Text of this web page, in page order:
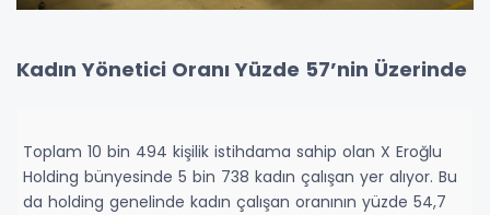
Kadın Yönetici Oranı Yüzde 57’nin Üzerinde
Toplam 10 bin 494 kişilik istihdama sahip olan X Eroğlu
Holding bünyesinde 5 bin 738 kadın çalışan yer alıyor. Bu
da holding genelinde kadın çalışan oranının yüzde 54,7